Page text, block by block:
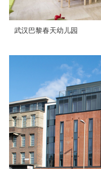
武汉巴黎春天幼儿园